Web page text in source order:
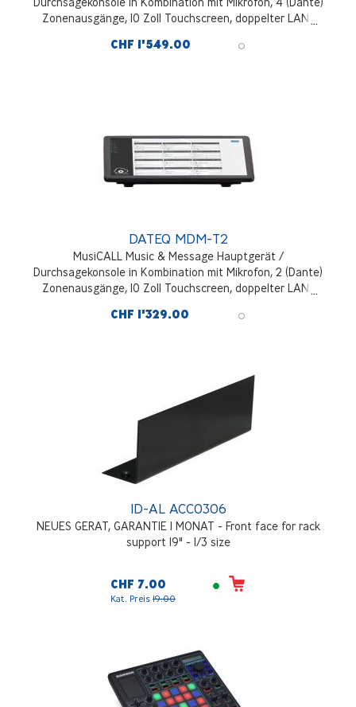
Zonenausgänge, 10 Zoll Touchscreen, doppelter LAN-
CHF 1'549.00
DATEQ MDM-T2
MusiCALL Music & Message Hauptgerät /
Durchsagekonsole in Kombination mit Mikrofon, 2 (Dante)
Zonenausgänge, 10 Zoll Touchscreen, doppelter LAN-
CHF 1'329.00
ID-AL ACC0306
NEUES GERAT, GARANTIE 1 MONAT - Front face for rack
support 19" - 1/3 size
CHF 7.00
Kat. Preis 19.00